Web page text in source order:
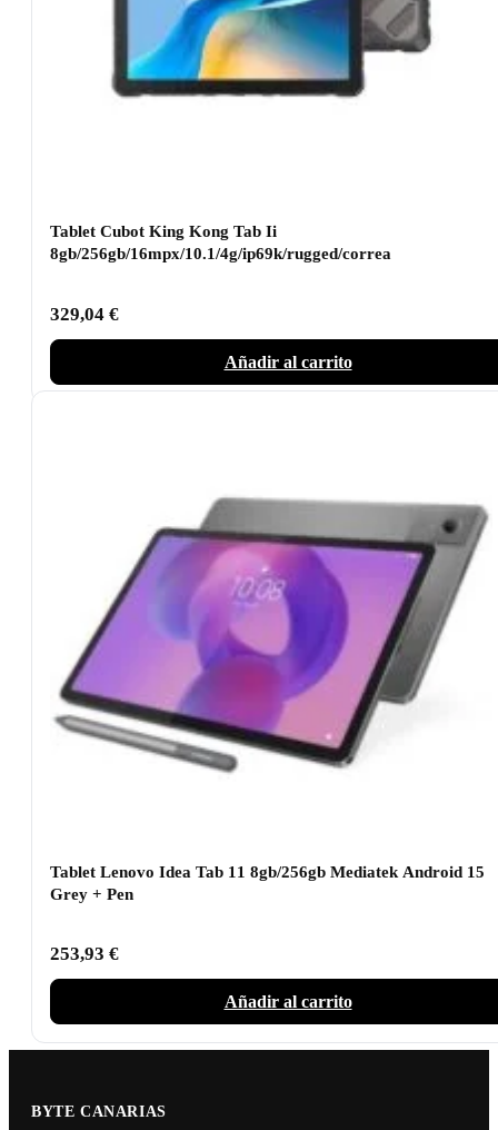
Tablet Cubot King Kong Tab Ii
8gb/256gb/16mpx/10.1/4g/ip69k/rugged/correa
329,04 €
Añadir al carrito
Tablet Lenovo Idea Tab 11 8gb/256gb Mediatek Android 15
Grey + Pen
253,93 €
Añadir al carrito
BYTE CANARIAS